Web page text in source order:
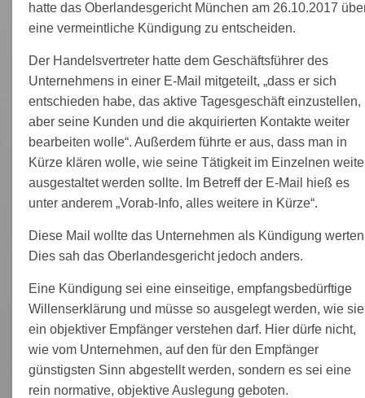
hatte das Oberlandesgericht München am 26.10.2017
eine vermeintliche Kündigung zu entscheiden.
Der Handelsvertreter hatte dem Geschäftsführer des
Unternehmens in einer E-Mail mitgeteilt, „dass er sich
entschieden habe, das aktive Tagesgeschäft einzustellen,
aber seine Kunden und die akquirierten Kontakte weiter
bearbeiten wolle“. Außerdem führte er aus, dass man in
Kürze klären wolle, wie seine Tätigkeit im Einzelnen
ausgestaltet werden sollte. Im Betreff der E-Mail hieß es
unter anderem „Vorab-Info, alles weitere in Kürze“.
Diese Mail wollte das Unternehmen als Kündigung
Dies sah das Oberlandesgericht jedoch anders.
Eine Kündigung sei eine einseitige, empfangsbedürftige
Willenserklärung und müsse so ausgelegt werden, wie sie
ein objektiver Empfänger verstehen darf. Hier dürfe nicht,
wie vom Unternehmen, auf den für den Empfänger
günstigsten Sinn abgestellt werden, sondern es sei eine
rein normative, objektive Auslegung geboten.